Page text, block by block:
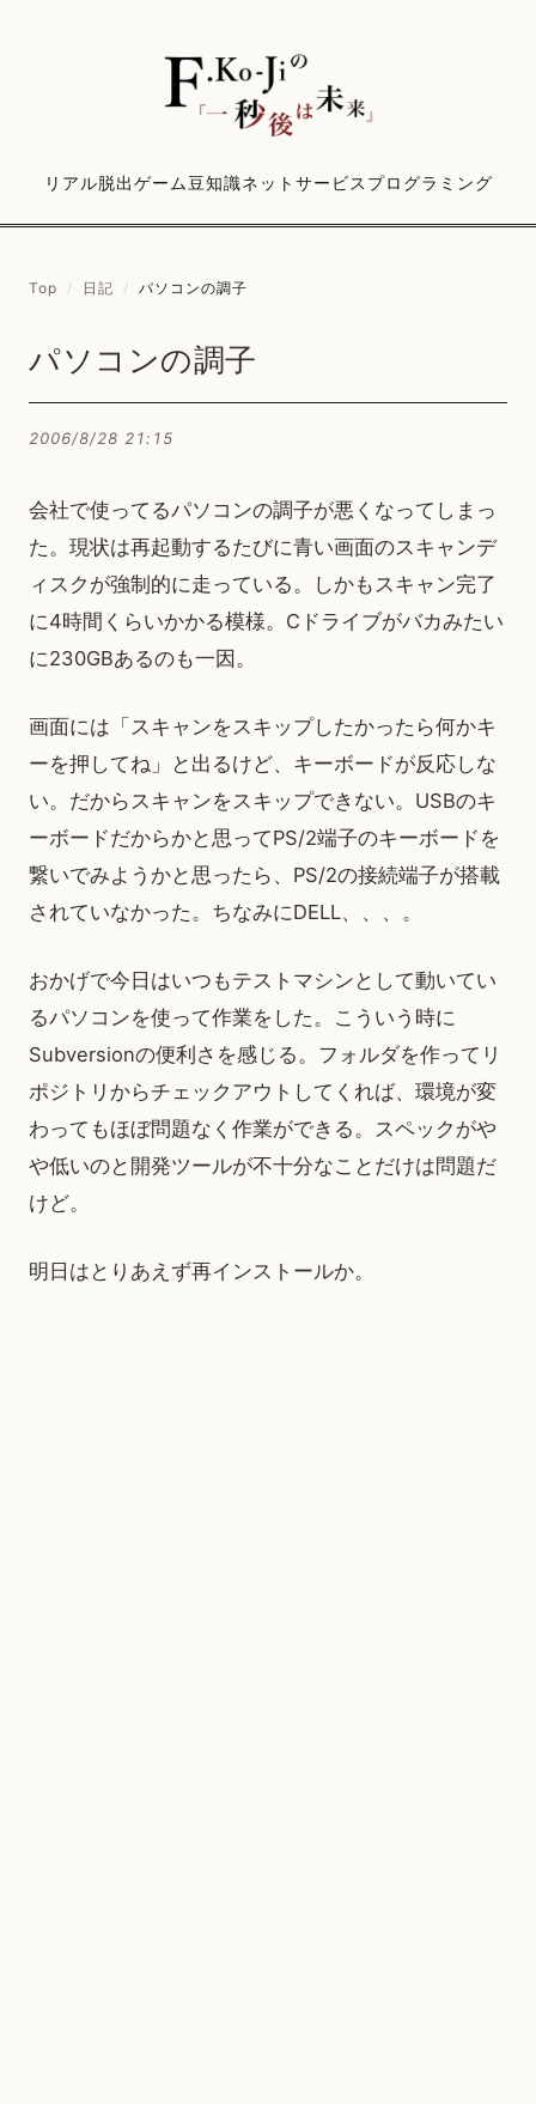
リアル脱出ゲーム豆知識ネットサービス プログラミング
Top / 日記 / パソコンの調子
パソコンの調子
2006/8/28 21:15
会社で使ってるパソコンの調子が悪くなってしまっ
た。現状は再起動するたびに青い画面のスキャンデ
ィスクが強制的に走っている。しかもスキャン完了
に4時間くらいかかる模様。Cドライブがバカみたい
に230GBあるのも一因。
画面には「スキャンをスキップしたかったら何かキ
ーを押してね」と出るけど、キーボードが反応しな
い。だからスキャンをスキップできない。USBのキ
ーボードだからかと思ってPS/2端子のキーボードを
繋いでみようかと思ったら、PS/2の接続端子が搭載
されていなかった。ちなみにDELL、、、。
おかげで今日はいつもテストマシンとして動いてい
るパソコンを使って作業をした。こういう時に
Subversionの便利さを感じる。フォルダを作ってリ
ポジトリからチェックアウトしてくれば、環境が変
わってもほぼ問題なく作業ができる。スペックがや
や低いのと開発ツールが不十分なことだけは問題だ
けど。
明日はとりあえず再インストールか。